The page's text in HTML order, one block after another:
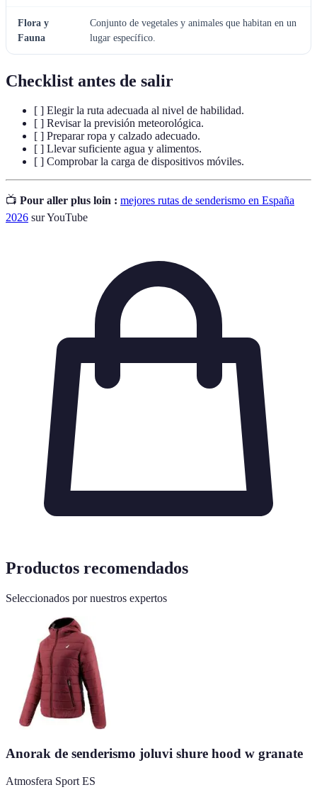
Flora y
Fauna
Conjunto de vegetales y animales que habitan en un
lugar específico.
Checklist antes de salir
[ ] Elegir la ruta adecuada al nivel de habilidad.
[ ] Revisar la previsión meteorológica.
[ ] Preparar ropa y calzado adecuado.
[ ] Llevar suficiente agua y alimentos.
[ ] Comprobar la carga de dispositivos móviles.
📺 Pour aller plus loin : mejores rutas de senderismo en España
2026 sur YouTube
Productos recomendados
Seleccionados por nuestros expertos
Anorak de senderismo joluvi shure hood w granate
Atmosfera Sport ES